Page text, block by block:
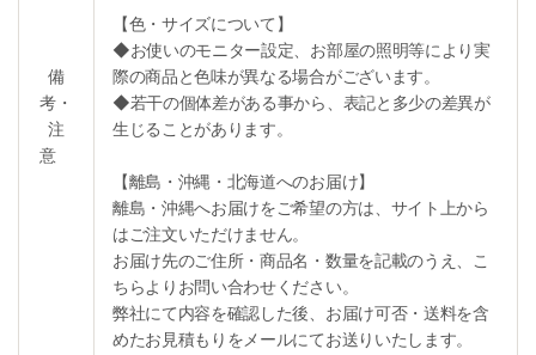
備
考・
注
意
【色・サイズについて】
◆お使いのモニター設定、お部屋の照明等により実
際の商品と色味が異なる場合がございます。
◆若干の個体差がある事から、表記と多少の差異が
生じることがあります。
【離島・沖縄・北海道へのお届け】
離島・沖縄へお届けをご希望の方は、サイト上から
はご注文いただけません。
お届け先のご住所・商品名・数量を記載のうえ、こ
ちらよりお問い合わせください。
弊社にて内容を確認した後、お届け可否・送料を含
めたお見積もりをメールにてお送りいたします。